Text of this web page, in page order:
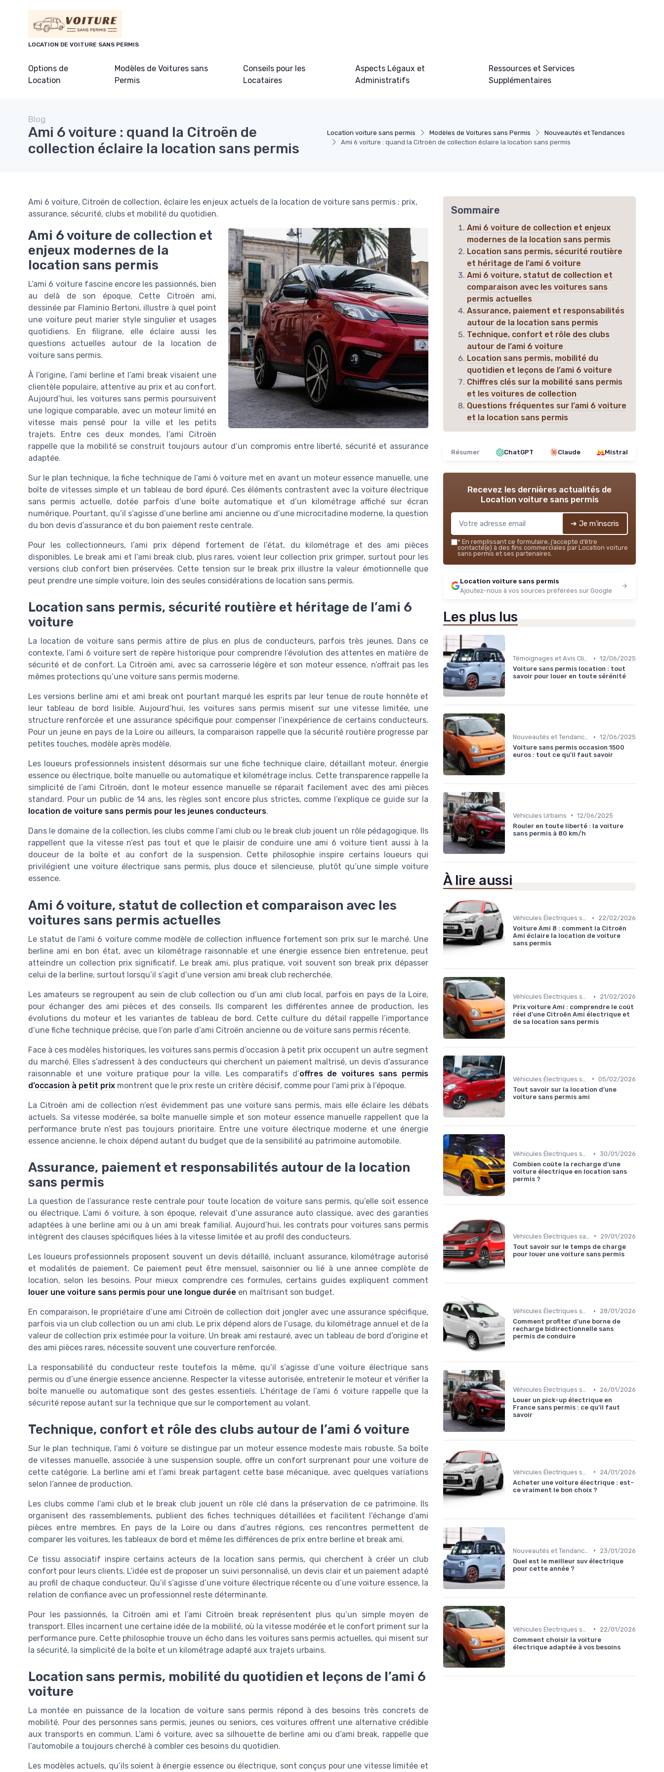
LOCATION DE VOITURE SANS PERMIS
Options de
Location
Modèles de Voitures sans
Permis
Conseils pour les
Locataires
Aspects Légaux et
Administratifs
Ressources et Services
Supplémentaires
Location voiture sans permis Modèles de Voitures sans Permis
Nouveautés et Tendances
Ami 6 voiture : quand la Citroën de collection éclaire la location sans permis
Blog
Ami 6 voiture : quand la Citroën de
collection éclaire la location sans permis
Ami 6 voiture, Citroën de collection, éclaire les enjeux actuels de la location de voiture sans permis : prix,
assurance, sécurité, clubs et mobilité du quotidien.
Ami 6 voiture de collection et
enjeux modernes de la
location sans permis
L’ami 6 voiture fascine encore les passionnés, bien
au delà de son époque. Cette Citroën ami,
dessinée par Flaminio Bertoni, illustre à quel point
une voiture peut marier style singulier et usages
quotidiens. En filigrane, elle éclaire aussi les
questions actuelles autour de la location de
voiture sans permis.
À l’origine, l’ami berline et l’ami break visaient une
clientèle populaire, attentive au prix et au confort.
Aujourd’hui, les voitures sans permis poursuivent
une logique comparable, avec un moteur limité en
vitesse mais pensé pour la ville et les petits
trajets. Entre ces deux mondes, l’ami Citroën
rappelle que la mobilité se construit toujours autour d’un compromis entre liberté, sécurité et assurance
adaptée.
Sur le plan technique, la fiche technique de l’ami 6 voiture met en avant un moteur essence manuelle, une
boîte de vitesses simple et un tableau de bord épuré. Ces éléments contrastent avec la voiture électrique
sans permis actuelle, dotée parfois d’une boîte automatique et d’un kilométrage affiché sur écran
numérique. Pourtant, qu’il s’agisse d’une berline ami ancienne ou d’une microcitadine moderne, la question
du bon devis d’assurance et du bon paiement reste centrale.
Pour les collectionneurs, l’ami prix dépend fortement de l’état, du kilométrage et des ami pièces
disponibles. Le break ami et l’ami break club, plus rares, voient leur collection prix grimper, surtout pour les
versions club confort bien préservées. Cette tension sur le break prix illustre la valeur émotionnelle que
peut prendre une simple voiture, loin des seules considérations de location sans permis.
Location sans permis, sécurité routière et héritage de l’ami 6
voiture
La location de voiture sans permis attire de plus en plus de conducteurs, parfois très jeunes. Dans ce
contexte, l’ami 6 voiture sert de repère historique pour comprendre l’évolution des attentes en matière de
sécurité et de confort. La Citroën ami, avec sa carrosserie légère et son moteur essence, n’offrait pas les
mêmes protections qu’une voiture sans permis moderne.
Les versions berline ami et ami break ont pourtant marqué les esprits par leur tenue de route honnête et
leur tableau de bord lisible. Aujourd’hui, les voitures sans permis misent sur une vitesse limitée, une
structure renforcée et une assurance spécifique pour compenser l’inexpérience de certains conducteurs.
Pour un jeune en pays de la Loire ou ailleurs, la comparaison rappelle que la sécurité routière progresse par
petites touches, modèle après modèle.
Les loueurs professionnels insistent désormais sur une fiche technique claire, détaillant moteur, énergie
essence ou électrique, boîte manuelle ou automatique et kilométrage inclus. Cette transparence rappelle la
simplicité de l’ami Citroën, dont le moteur essence manuelle se réparait facilement avec des ami pièces
standard. Pour un public de 14 ans, les règles sont encore plus strictes, comme l’explique ce guide sur la
location de voiture sans permis pour les jeunes conducteurs.
Dans le domaine de la collection, les clubs comme l’ami club ou le break club jouent un rôle pédagogique. Ils
rappellent que la vitesse n’est pas tout et que le plaisir de conduire une ami 6 voiture tient aussi à la
douceur de la boîte et au confort de la suspension. Cette philosophie inspire certains loueurs qui
privilégient une voiture électrique sans permis, plus douce et silencieuse, plutôt qu’une simple voiture
essence.
Ami 6 voiture, statut de collection et comparaison avec les
voitures sans permis actuelles
Le statut de l’ami 6 voiture comme modèle de collection influence fortement son prix sur le marché. Une
berline ami en bon état, avec un kilométrage raisonnable et une énergie essence bien entretenue, peut
atteindre un collection prix significatif. Le break ami, plus pratique, voit souvent son break prix dépasser
celui de la berline, surtout lorsqu’il s’agit d’une version ami break club recherchée.
Les amateurs se regroupent au sein de club collection ou d’un ami club local, parfois en pays de la Loire,
pour échanger des ami pièces et des conseils. Ils comparent les différentes annee de production, les
évolutions du moteur et les variantes de tableau de bord. Cette culture du détail rappelle l’importance
d’une fiche technique précise, que l’on parle d’ami Citroën ancienne ou de voiture sans permis récente.
Face à ces modèles historiques, les voitures sans permis d’occasion à petit prix occupent un autre segment
du marché. Elles s’adressent à des conducteurs qui cherchent un paiement maîtrisé, un devis d’assurance
raisonnable et une voiture pratique pour la ville. Les comparatifs d’offres de voitures sans permis
d’occasion à petit prix montrent que le prix reste un critère décisif, comme pour l’ami prix à l’époque.
La Citroën ami de collection n’est évidemment pas une voiture sans permis, mais elle éclaire les débats
actuels. Sa vitesse modérée, sa boîte manuelle simple et son moteur essence manuelle rappellent que la
performance brute n’est pas toujours prioritaire. Entre une voiture électrique moderne et une énergie
essence ancienne, le choix dépend autant du budget que de la sensibilité au patrimoine automobile.
Assurance, paiement et responsabilités autour de la location
sans permis
La question de l’assurance reste centrale pour toute location de voiture sans permis, qu’elle soit essence
ou électrique. L’ami 6 voiture, à son époque, relevait d’une assurance auto classique, avec des garanties
adaptées à une berline ami ou à un ami break familial. Aujourd’hui, les contrats pour voitures sans permis
intègrent des clauses spécifiques liées à la vitesse limitée et au profil des conducteurs.
Les loueurs professionnels proposent souvent un devis détaillé, incluant assurance, kilométrage autorisé
et modalités de paiement. Ce paiement peut être mensuel, saisonnier ou lié à une annee complète de
location, selon les besoins. Pour mieux comprendre ces formules, certains guides expliquent comment
louer une voiture sans permis pour une longue durée en maîtrisant son budget.
En comparaison, le propriétaire d’une ami Citroën de collection doit jongler avec une assurance spécifique,
parfois via un club collection ou un ami club. Le prix dépend alors de l’usage, du kilométrage annuel et de la
valeur de collection prix estimée pour la voiture. Un break ami restauré, avec un tableau de bord d’origine et
des ami pièces rares, nécessite souvent une couverture renforcée.
La responsabilité du conducteur reste toutefois la même, qu’il s’agisse d’une voiture électrique sans
permis ou d’une énergie essence ancienne. Respecter la vitesse autorisée, entretenir le moteur et vérifier la
boîte manuelle ou automatique sont des gestes essentiels. L’héritage de l’ami 6 voiture rappelle que la
sécurité repose autant sur la technique que sur le comportement au volant.
Technique, confort et rôle des clubs autour de l’ami 6 voiture
Sur le plan technique, l’ami 6 voiture se distingue par un moteur essence modeste mais robuste. Sa boîte
de vitesses manuelle, associée à une suspension souple, offre un confort surprenant pour une voiture de
cette catégorie. La berline ami et l’ami break partagent cette base mécanique, avec quelques variations
selon l’annee de production.
Les clubs comme l’ami club et le break club jouent un rôle clé dans la préservation de ce patrimoine. Ils
organisent des rassemblements, publient des fiches techniques détaillées et facilitent l’échange d’ami
pièces entre membres. En pays de la Loire ou dans d’autres régions, ces rencontres permettent de
comparer les voitures, les tableaux de bord et même les différences de prix entre berline et break ami.
Ce tissu associatif inspire certains acteurs de la location sans permis, qui cherchent à créer un club
confort pour leurs clients. L’idée est de proposer un suivi personnalisé, un devis clair et un paiement adapté
au profil de chaque conducteur. Qu’il s’agisse d’une voiture électrique récente ou d’une voiture essence, la
relation de confiance avec un professionnel reste déterminante.
Pour les passionnés, la Citroën ami et l’ami Citroën break représentent plus qu’un simple moyen de
transport. Elles incarnent une certaine idée de la mobilité, où la vitesse modérée et le confort priment sur la
performance pure. Cette philosophie trouve un écho dans les voitures sans permis actuelles, qui misent sur
la sécurité, la simplicité de la boîte et un kilométrage adapté aux trajets urbains.
Location sans permis, mobilité du quotidien et leçons de l’ami 6
voiture
La montée en puissance de la location de voiture sans permis répond à des besoins très concrets de
mobilité. Pour des personnes sans permis, jeunes ou seniors, ces voitures offrent une alternative crédible
aux transports en commun. L’ami 6 voiture, avec sa silhouette de berline ami ou d’ami break, rappelle que
l’automobile a toujours cherché à combler ces besoins du quotidien.
Les modèles actuels, qu’ils soient à énergie essence ou électrique, sont conçus pour une vitesse limitée et
Sommaire
Ami 6 voiture de collection et enjeux
modernes de la location sans permis
Location sans permis, sécurité routière
et héritage de l’ami 6 voiture
Ami 6 voiture, statut de collection et
comparaison avec les voitures sans
permis actuelles
Assurance, paiement et responsabilités
autour de la location sans permis
Technique, confort et rôle des clubs
autour de l’ami 6 voiture
Location sans permis, mobilité du
quotidien et leçons de l’ami 6 voiture
Chiffres clés sur la mobilité sans permis
et les voitures de collection
Questions fréquentes sur l’ami 6 voiture
et la location sans permis
Résumer ChatGPT Claude Mistral
Recevez les dernières actualités de
Location voiture sans permis
➔ Je m'inscris
* En remplissant ce formulaire, j’accepte d’être
contacté(e) à des fins commerciales par Location voiture
sans permis et ses partenaires.
Location voiture sans permis
Ajoutez-nous à vos sources préférées sur Google
Les plus lus
Témoignages et Avis Clients • 12/06/2025
Voiture sans permis location : tout
savoir pour louer en toute sérénité
Nouveautés et Tendances • 12/06/2025
Voiture sans permis occasion 1500
euros : tout ce qu'il faut savoir
Véhicules Urbains • 12/06/2025
Rouler en toute liberté : la voiture
sans permis à 80 km/h
À lire aussi
Véhicules Électriques sans Permis •
22/02/2026
Voiture Ami 8 : comment la Citroën
Ami éclaire la location de voiture
sans permis
Véhicules Électriques sans Permis •
21/02/2026
Prix voiture Ami : comprendre le coût
réel d’une Citroën Ami électrique et
de sa location sans permis
• 05/02/2026
Tout savoir sur la location d’une
voiture sans permis ami
Véhicules Électriques sans Permis • 30/01/2026
Combien coûte la recharge d’une
voiture électrique en location sans
permis ?
•
29/01/2026
Tout savoir sur le temps de charge
pour louer une voiture sans permis
Véhicules Électriques sans Permis •
28/01/2026
Comment profiter d’une borne de
recharge bidirectionnelle sans
permis de conduire
Véhicules Électriques sans Permis •
26/01/2026
Louer un pick-up électrique en
France sans permis : ce qu’il faut
savoir
•
24/01/2026
Acheter une voiture électrique : est-
ce vraiment le bon choix ?
•
23/01/2026
Quel est le meilleur suv électrique
pour cette année ?
•
22/01/2026
Comment choisir la voiture
électrique adaptée à vos besoins